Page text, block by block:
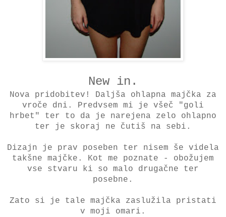
New in.
Nova pridobitev! Daljša ohlapna majčka za
vroče dni. Predvsem mi je všeč "goli
hrbet" ter to da je narejena zelo ohlapno
ter je skoraj ne čutiš na sebi.
Dizajn je prav poseben ter nisem še videla
takšne majčke. Kot me poznate - obožujem
vse stvaru ki so malo drugačne ter
posebne.
Zato si je tale majčka zaslužila pristati
v moji omari.